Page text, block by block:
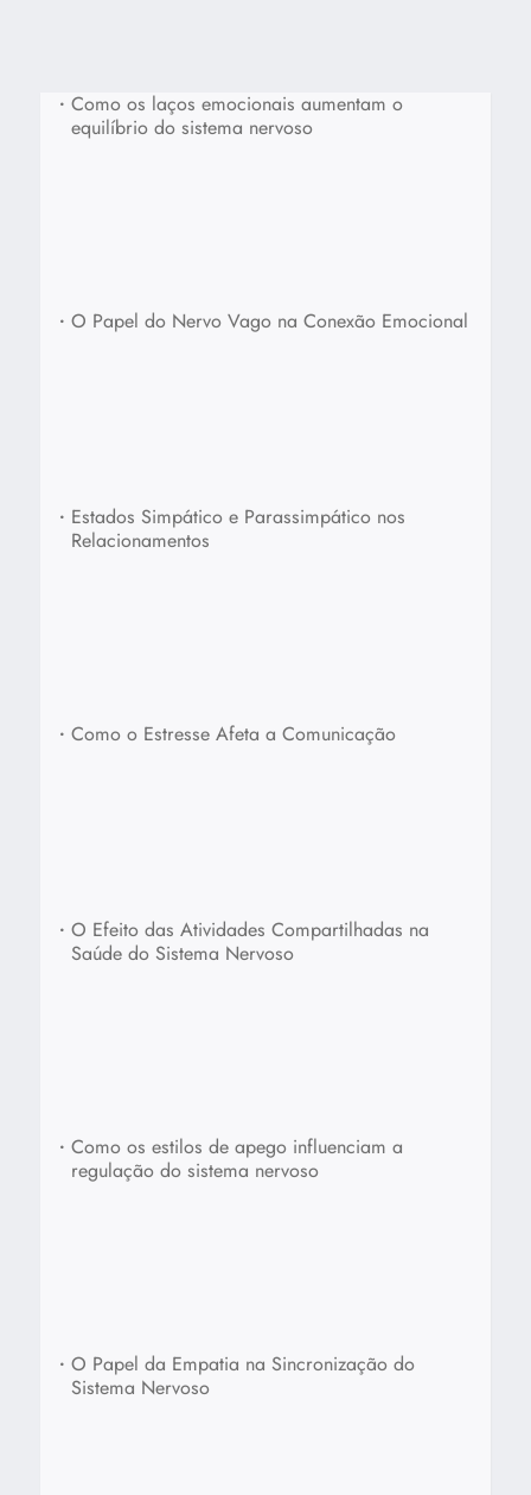
• Como os laços emocionais aumentam o
equilíbrio do sistema nervoso
• O Papel do Nervo Vago na Conexão Emocional
• Estados Simpático e Parassimpático nos
Relacionamentos
• Como o Estresse Afeta a Comunicação
• O Efeito das Atividades Compartilhadas na
Saúde do Sistema Nervoso
• Como os estilos de apego influenciam a
regulação do sistema nervoso
• O Papel da Empatia na Sincronização do
Sistema Nervoso